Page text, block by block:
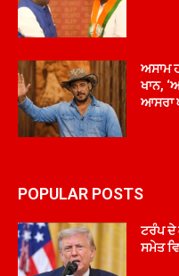
ਅਸਾਮ
ਖਾਨ,
ਆਸਰਾ
POPULAR POSTS
ਟਰੰਪ ਦੇ
ਸਮੇਤ